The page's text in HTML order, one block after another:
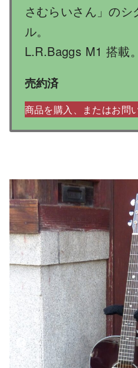
さむらいさん」の
ル。
L.R.Baggs M1 搭載。
売約済
商品を購入、またはお問